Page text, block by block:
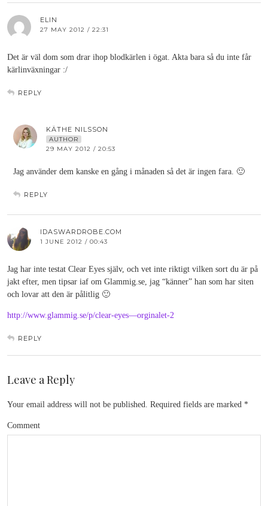
ELIN
27 MAY 2012 / 22:31
Det är väl dom som drar ihop blodkärlen i ögat. Akta bara så du inte får
kärlinväxningar :/
REPLY
KÄTHE NILSSON
AUTHOR
29 MAY 2012 / 20:53
Jag använder dem kanske en gång i månaden så det är ingen fara. 🙂
REPLY
IDASWARDROBE.COM
1 JUNE 2012 / 00:43
Jag har inte testat Clear Eyes själv, och vet inte riktigt vilken sort du är på
jakt efter, men tipsar iaf om Glammig.se, jag “känner” han som har siten
och lovar att den är pålitlig 🙂
http://www.glammig.se/p/clear-eyes—orginalet-2
REPLY
Leave a Reply
Your email address will not be published. Required fields are marked *
Comment